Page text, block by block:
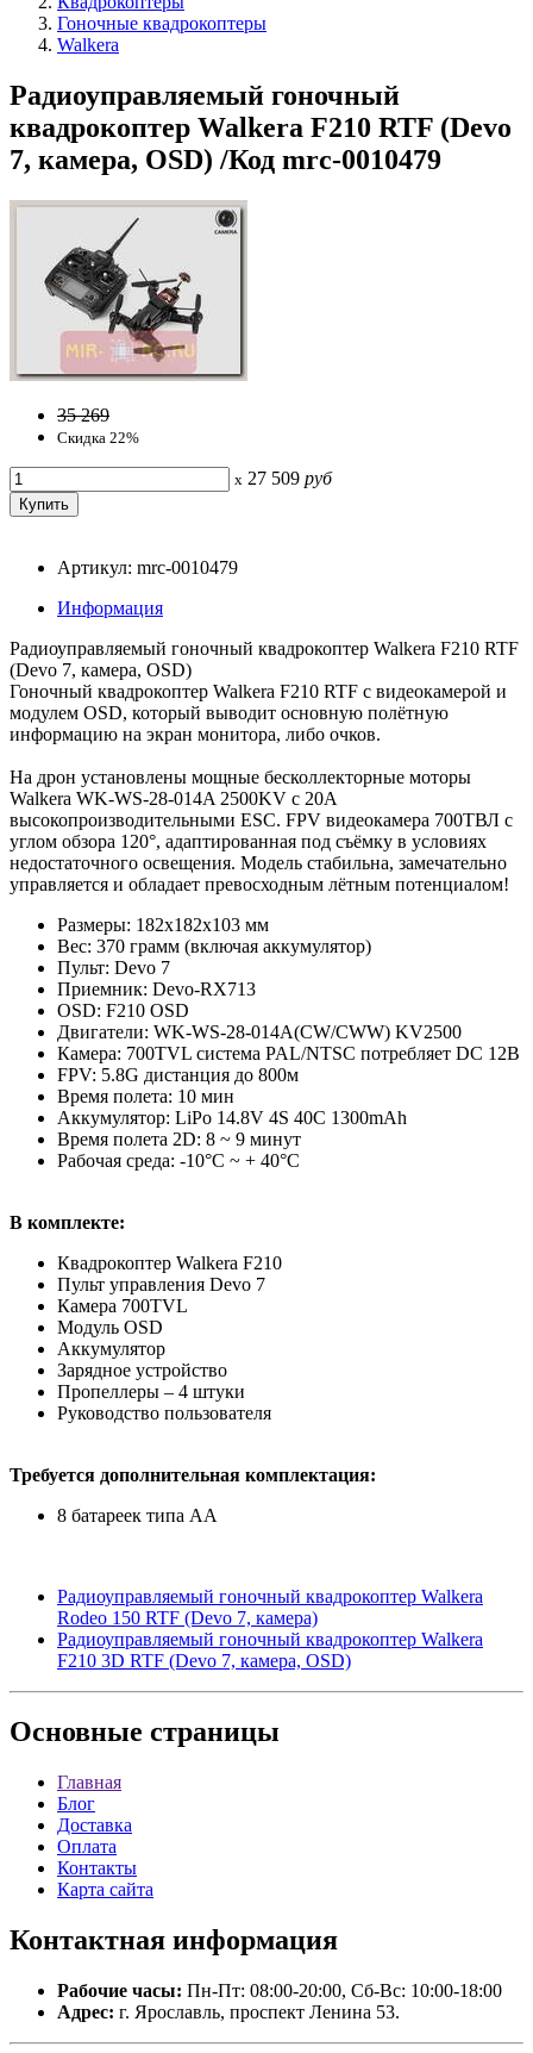
Гоночные квадрокоптеры
Walkera
Радиоуправляемый гоночный
квадрокоптер Walkera F210 RTF (Devo
7, камера, OSD) /Код mrc-0010479
35 269
Скидка 22%
x 27 509 руб
Артикул: mrc-0010479
Информация
Радиоуправляемый гоночный квадрокоптер Walkera F210 RTF
(Devo 7, камера, OSD)
Гоночный квадрокоптер Walkera F210 RTF c видеокамерой и
модулем OSD, который выводит основную полётную
информацию на экран монитора, либо очков.
На дрон установлены мощные бесколлекторные моторы
Walkera WK-WS-28-014A 2500KV с 20А
высокопроизводительными ESC. FPV видеокамера 700ТВЛ с
углом обзора 120°, адаптированная под съёмку в условиях
недостаточного освещения. Модель стабильна, замечательно
управляется и обладает превосходным лётным потенциалом!
Размеры: 182x182x103 мм
Вес: 370 грамм (включая аккумулятор)
Пульт: Devo 7
Приемник: Devo-RX713
OSD: F210 OSD
Двигатели: WK-WS-28-014A(CW/CWW) KV2500
Камера: 700TVL система PAL/NTSC потребляет DC 12В
FPV: 5.8G дистанция до 800м
Время полета: 10 мин
Аккумулятор: LiPo 14.8V 4S 40C 1300mAh
Время полета 2D: 8 ~ 9 минут
Рабочая среда: -10°C ~ + 40°C
В комплекте:
Квадрокоптер Walkera F210
Пульт управления Devo 7
Камера 700TVL
Модуль OSD
Аккумулятор
Зарядное устройство
Пропеллеры – 4 штуки
Руководство пользователя
Требуется дополнительная комплектация:
8 батареек типа АА
Радиоуправляемый гоночный квадрокоптер Walkera
Rodeo 150 RTF (Devo 7, камера)
Радиоуправляемый гоночный квадрокоптер Walkera
F210 3D RTF (Devo 7, камера, OSD)
Основные страницы
Главная
Блог
Доставка
Оплата
Контакты
Карта сайта
Контактная информация
Рабочие часы: Пн-Пт: 08:00-20:00, Сб-Вс: 10:00-18:00
Адрес: г. Ярославль, проспект Ленина 53.